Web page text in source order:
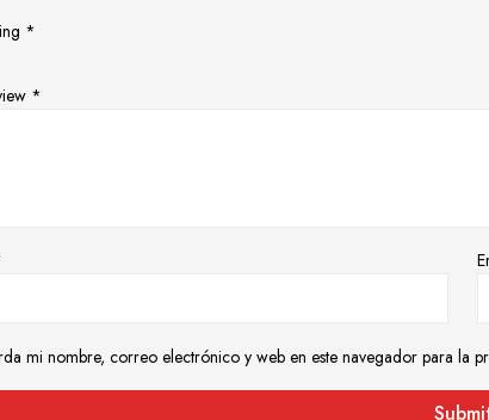
*
*
mi nombre, correo electrónico y web en este navegador para la